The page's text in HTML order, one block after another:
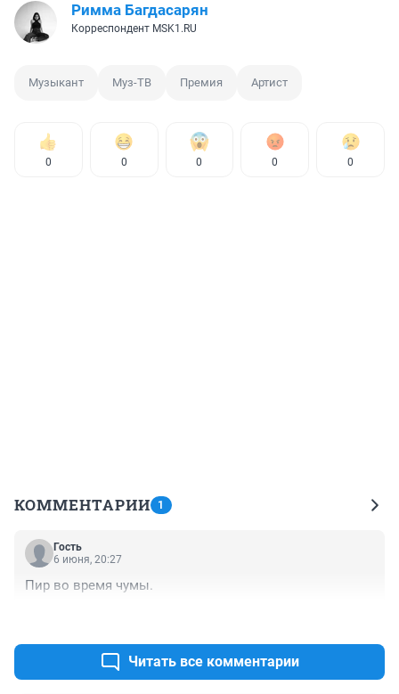
Римма Багдасарян
Корреспондент MSK1.RU
Музыкант Муз-ТВ Премия Артист
0 0 0 0 0
КОММЕНТАРИИ 1
Гость
6 июня, 20:27
Пир во время чумы.
Читать все комментарии